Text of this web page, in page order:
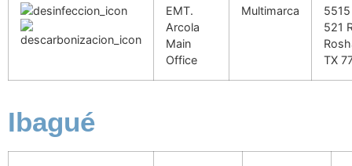
EMT.
Arcola
Main
Office
Multimarca
521
TX
Ibagué